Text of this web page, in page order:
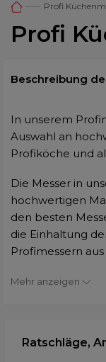
Profi
Profi
Beschreibung
In unserem
Auswahl an
Profiköche und
Die Messer in
hochwertigen
den besten
die Einhaltung
Profimessern
Mehr anzeigen
Ratschläge,